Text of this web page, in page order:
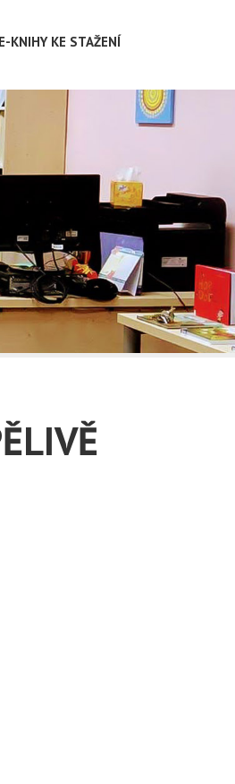
E-KNIHY KE STAŽENÍ